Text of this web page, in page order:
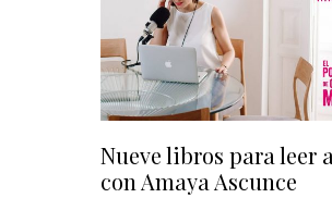
Nueve libros para leer
con Amaya Ascunce